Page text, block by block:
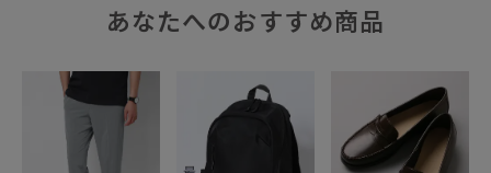
あなたへのおすすめ商品